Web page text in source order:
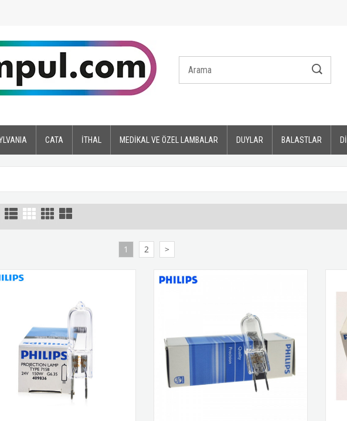
CATA İTHAL MEDİKAL VE ÖZEL LAMBALAR DUYLAR BALASTLAR
1 2 >